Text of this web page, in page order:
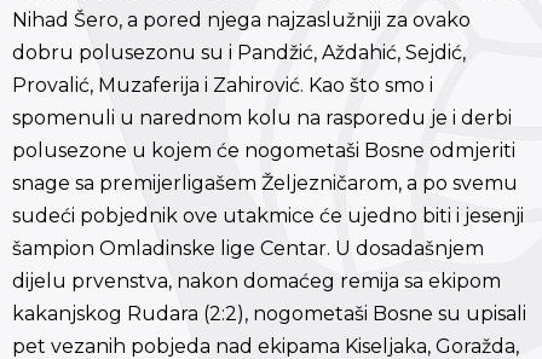
Nihad Šero, a pored njega najzaslužniji za ovako
dobru polusezonu su i Pandžić, Aždahić, Sejdić,
Provalić, Muzaferija i Zahirović. Kao što smo i
spomenuli u narednom kolu na rasporedu je i derbi
polusezone u kojem će nogometaši Bosne odmjeriti
snage sa premijerligašem Željezničarom, a po svemu
sudeći pobjednik ove utakmice će ujedno biti i jesenji
šampion Omladinske lige Centar. U dosadašnjem
dijelu prvenstva, nakon domaćeg remija sa ekipom
kakanjskog Rudara (2:2), nogometaši Bosne su upisali
pet vezanih pobjeda nad ekipama Kiseljaka, Goražda,